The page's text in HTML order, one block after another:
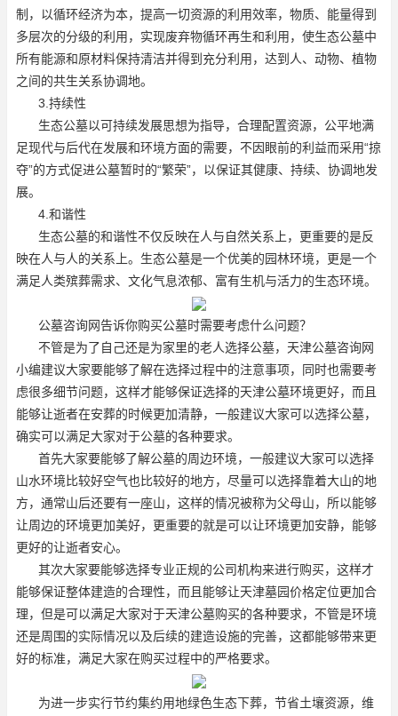
制，以循环经济为本，提高一切资源的利用效率，物质、能量得到
多层次的分级的利用，实现废弃物循环再生和利用，使生态公墓中
所有能源和原材料保持清洁并得到充分利用，达到人、动物、植物
之间的共生关系协调地。
3.持续性
生态公墓以可持续发展思想为指导，合理配置资源，公平地满
足现代与后代在发展和环境方面的需要，不因眼前的利益而采用“掠
夺”的方式促进公墓暂时的“繁荣”，以保证其健康、持续、协调地发
展。
4.和谐性
生态公墓的和谐性不仅反映在人与自然关系上，更重要的是反
映在人与人的关系上。生态公墓是一个优美的园林环境，更是一个
满足人类殡葬需求、文化气息浓郁、富有生机与活力的生态环境。
公墓咨询网告诉你购买公墓时需要考虑什么问题？
不管是为了自己还是为家里的老人选择公墓，天津公墓咨询网
小编建议大家要能够了解在选择过程中的注意事项，同时也需要考
虑很多细节问题，这样才能够保证选择的天津公墓环境更好，而且
能够让逝者在安葬的时候更加清静，一般建议大家可以选择公墓，
确实可以满足大家对于公墓的各种要求。
首先大家要能够了解公墓的周边环境，一般建议大家可以选择
山水环境比较好空气也比较好的地方，尽量可以选择靠着大山的地
方，通常山后还要有一座山，这样的情况被称为父母山，所以能够
让周边的环境更加美好，更重要的就是可以让环境更加安静，能够
更好的让逝者安心。
其次大家要能够选择专业正规的公司机构来进行购买，这样才
能够保证整体建造的合理性，而且能够让天津墓园价格定位更加合
理，但是可以满足大家对于天津公墓购买的各种要求，不管是环境
还是周围的实际情况以及后续的建造设施的完善，这都能够带来更
好的标准，满足大家在购买过程中的严格要求。
为进一步实行节约集约用地绿色生态下葬，节省土壤资源，维